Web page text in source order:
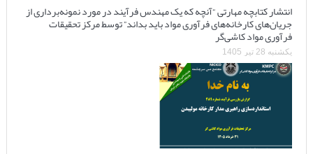
انتشار کتابچه مهارتی “آنچه که یک مهندس فرآیند در مورد نمونه‌برداری از
جریان‌های کارخانه‌های فرآوری مواد باید بداند” توسط مرکز تحقیقات
فرآوری مواد کاشی‌گر
یکشنبه 28 تیر 1405